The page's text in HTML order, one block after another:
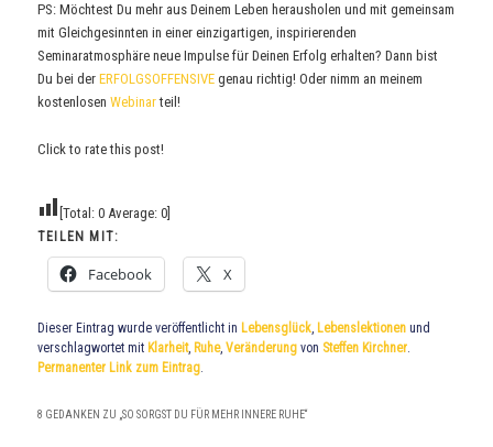
PS: Möchtest Du mehr aus Deinem Leben herausholen und mit gemeinsam
mit Gleichgesinnten in einer einzigartigen, inspirierenden
Seminaratmosphäre neue Impulse für Deinen Erfolg erhalten? Dann bist
Du bei derERFOLGSOFFENSIVEgenau richtig! Oder nimm an meinem
kostenlosenWebinarteil!
Click to rate this post!
[Total:0 Average:0]
TEILEN MIT:
Facebook X
Dieser Eintrag wurde veröffentlicht in Lebensglück Lebenslektionen und
verschlagwortet mit Klarheit, Ruhe,Veränderung von Steffen Kirchner
Permanenter Link zum Eintrag
8 GEDANKEN ZU „SO SORGST DU FÜR MEHR INNERE RUHE“